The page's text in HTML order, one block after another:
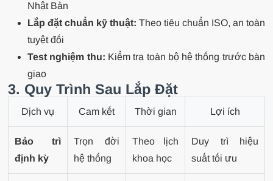
Nhật Bản
Lắp đặt chuẩn kỹ thuật: Theo tiêu chuẩn ISO, an toàn
tuyệt đối
Test nghiệm thu: Kiểm tra toàn bộ hệ thống trước bàn
giao
3. Quy Trình Sau Lắp Đặt
Dịch vụ Cam kết Thời gian Lợi ích
Bảo trì
định kỳ
Trọn đời
hệ thống
Theo lịch
khoa học
Duy trì hiệu
suất tối ưu